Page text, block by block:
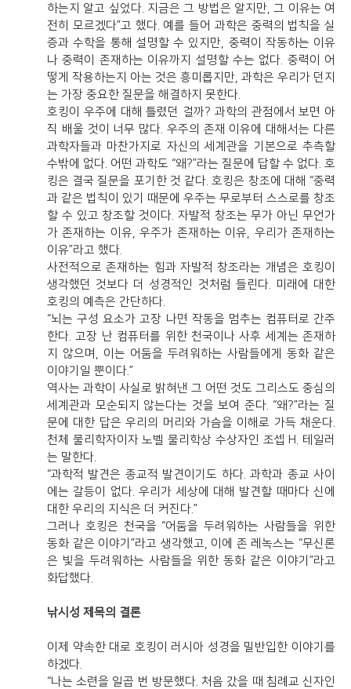
하는지 알고 싶었다. 지금은 그 방법은 알지만, 그 이유는 여
전히 모르겠다”고 했다. 예를 들어 과학은 중력의 법칙을 실
증과 수학을 통해 설명할 수 있지만, 중력이 작동하는 이유
나 중력이 존재하는 이유까지 설명할 수는 없다. 중력이 어
떻게 작용하는지 아는 것은 흥미롭지만, 과학은 우리가 던지
는 가장 중요한 질문을 해결하지 못한다.
호킹이 우주에 대해 틀렸던 걸까? 과학의 관점에서 보면 아
직 배울 것이 너무 많다. 우주의 존재 이유에 대해서는 다른
과학자들과 마찬가지로 자신의 세계관을 기본으로 추측할
수밖에 없다. 어떤 과학도 “왜?”라는 질문에 답할 수 없다. 호
킹은 결국 질문을 포기한 것 같다. 호킹은 창조에 대해 “중력
과 같은 법칙이 있기 때문에 우주는 무로부터 스스로를 창조
할 수 있고 창조할 것이다. 자발적 창조는 무가 아닌 무언가
가 존재하는 이유, 우주가 존재하는 이유, 우리가 존재하는
이유”라고 했다.
사전적으로 존재하는 힘과 자발적 창조라는 개념은 호킹이
생각했던 것보다 더 성경적인 것처럼 들린다. 미래에 대한
호킹의 예측은 간단하다.
“뇌는 구성 요소가 고장 나면 작동을 멈추는 컴퓨터로 간주
한다. 고장 난 컴퓨터를 위한 천국이나 사후 세계는 존재하
지 않으며, 이는 어둠을 두려워하는 사람들에게 동화 같은
이야기일 뿐이다.”
역사는 과학이 사실로 밝혀낸 그 어떤 것도 그리스도 중심의
세계관과 모순되지 않는다는 것을 보여 준다. “왜?”라는 질
문에 대한 답은 우리의 머리와 가슴을 이해로 가득 채운다.
천체 물리학자이자 노벨 물리학상 수상자인 조셉 H. 테일러
는 말한다.
“과학적 발견은 종교적 발견이기도 하다. 과학과 종교 사이
에는 갈등이 없다. 우리가 세상에 대해 발견할 때마다 신에
대한 우리의 지식은 더 커진다.”
그러나 호킹은 천국을 “어둠을 두려워하는 사람들을 위한
동화 같은 이야기”라고 생각했고, 이에 존 레녹스는 “무신론
은 빛을 두려워하는 사람들을 위한 동화 같은 이야기”라고
화답했다.
낚시성 제목의 결론
이제 약속한 대로 호킹이 러시아 성경을 밀반입한 이야기를
하겠다.
“나는 소련을 일곱 번 방문했다. 처음 갔을 때 침례교 신자인